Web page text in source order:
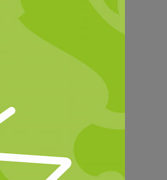
dessen
als Motto
in ihrem